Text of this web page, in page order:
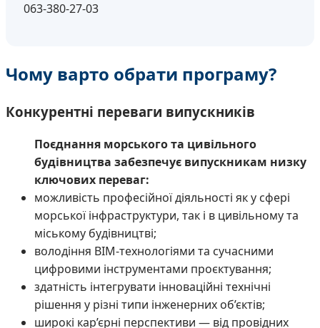
063-380-27-03
Чому варто обрати програму?
Конкурентні переваги випускників
Поєднання морського та цивільного
будівництва забезпечує випускникам низку
ключових переваг:
можливість професійної діяльності як у сфері
морської інфраструктури, так і в цивільному та
міському будівництві;
володіння BIM-технологіями та сучасними
цифровими інструментами проєктування;
здатність інтегрувати інноваційні технічні
рішення у різні типи інженерних об’єктів;
широкі кар’єрні перспективи — від провідних